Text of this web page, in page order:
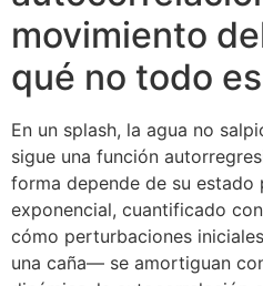
movimiento
qué no todo
En un splash, la agua no
sigue una función
forma depende de su estado
exponencial, cuantificado
cómo perturbaciones
una caña— se amortiguan